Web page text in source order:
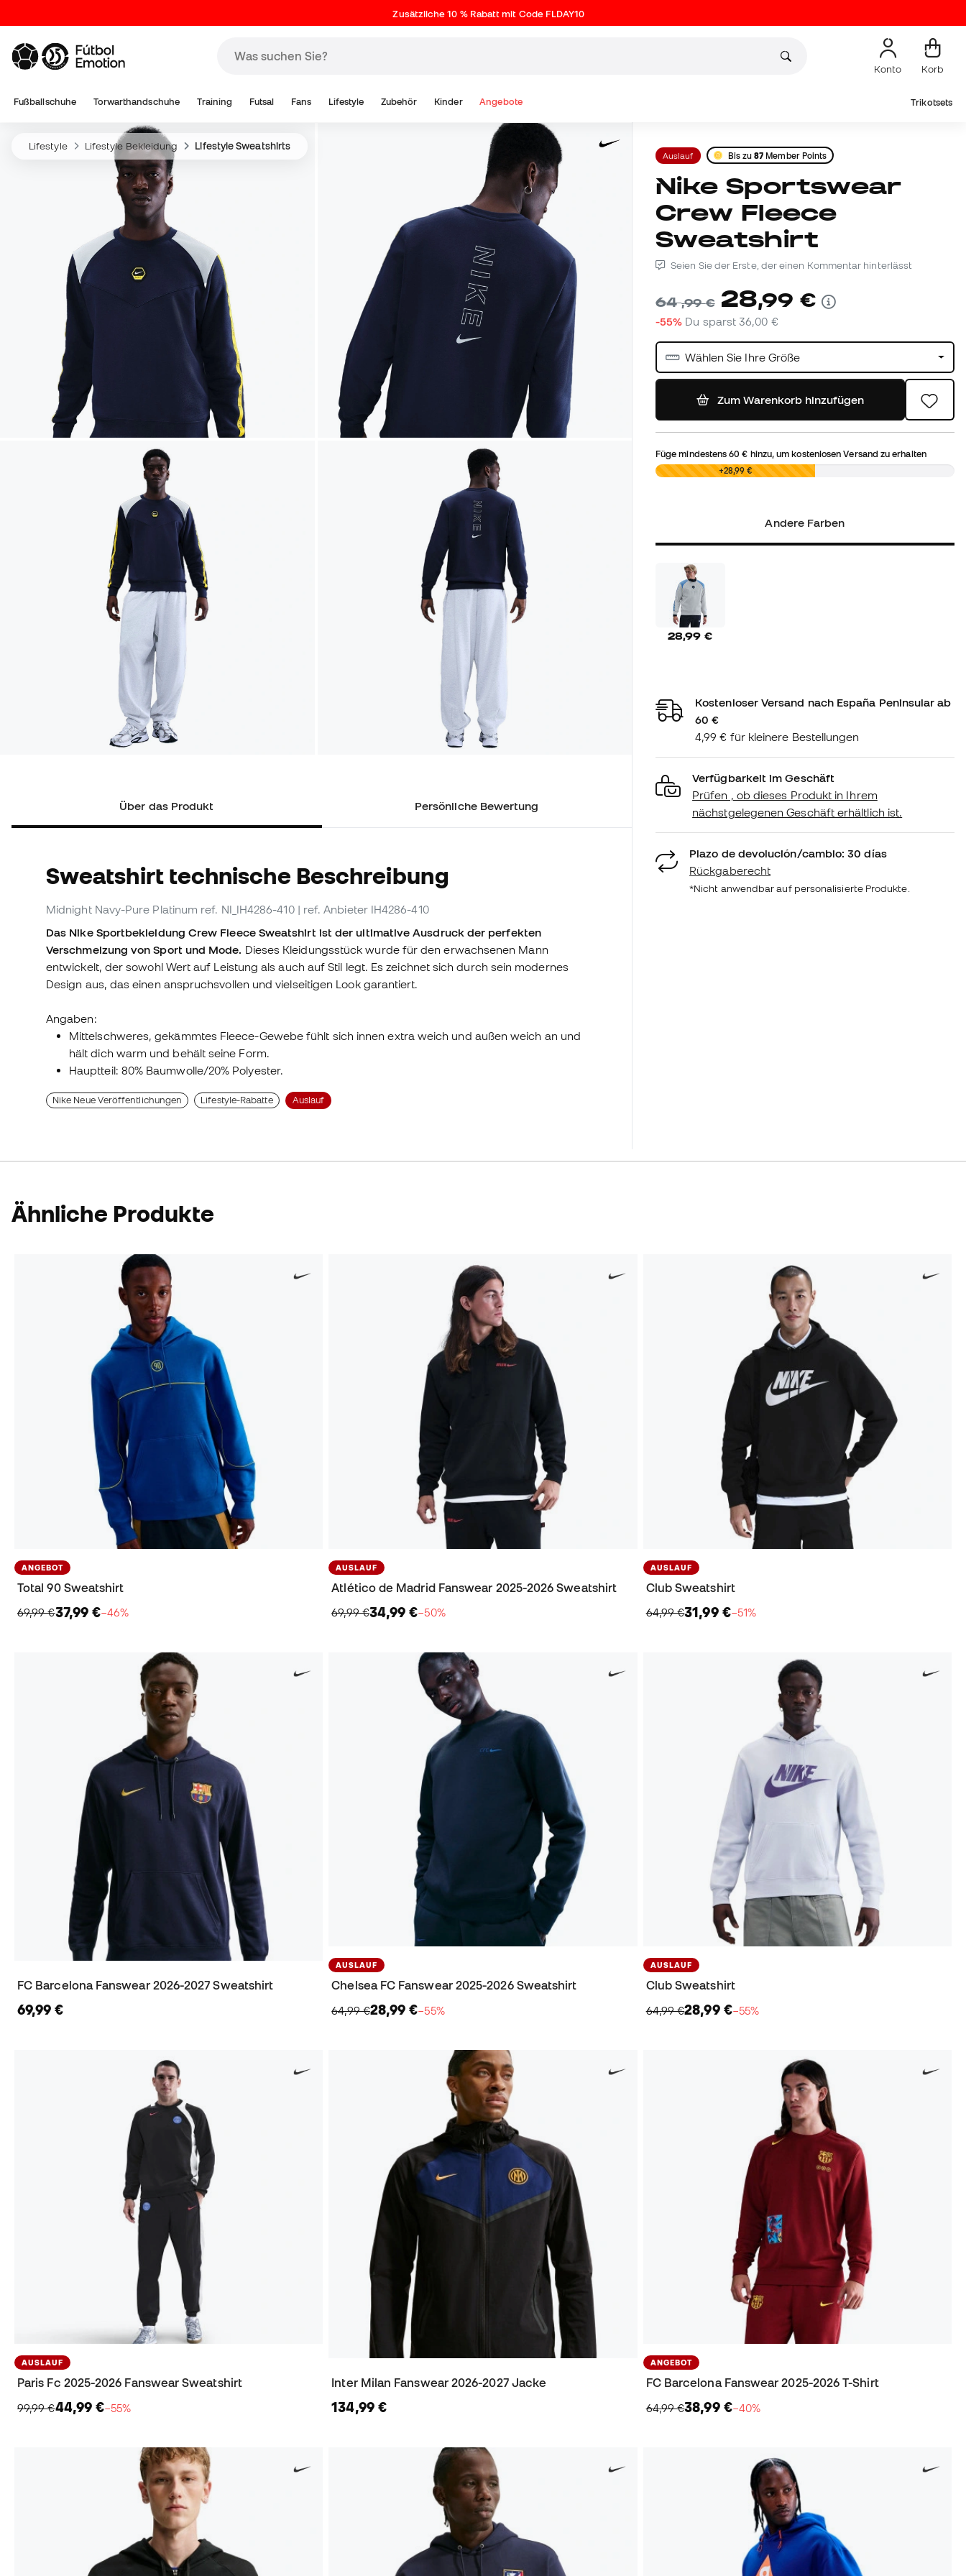
Zusätzliche 10 % Rabatt mit Code FLDAY10
Konto Korb
Fußballschuhe Torwarthandschuhe Training Futsal Fans Lifestyle Zubehör Kinder Angebote Trikotsets
Lifestyle Lifestyle Bekleidung Lifestyle Sweatshirts
Über das Produkt Persönliche Bewertung
Sweatshirt technische Beschreibung
Midnight Navy-Pure Platinum ref. NI_IH4286-410 | ref. Anbieter IH4286-410
Das Nike Sportbekleidung Crew Fleece Sweatshirt ist der ultimative Ausdruck der perfekten
Verschmelzung von Sport und Mode. Dieses Kleidungsstück wurde für den erwachsenen Mann
entwickelt, der sowohl Wert auf Leistung als auch auf Stil legt. Es zeichnet sich durch sein modernes
Design aus, das einen anspruchsvollen und vielseitigen Look garantiert.
Angaben:
Mittelschweres, gekämmtes Fleece-Gewebe fühlt sich innen extra weich und außen weich an und
hält dich warm und behält seine Form.
Hauptteil: 80% Baumwolle/20% Polyester.
Nike Neue Veröffentlichungen Lifestyle-Rabatte Auslauf
Auslauf Bis zu87 Member Points
Nike Sportswear
Crew Fleece
Sweatshirt
Seien Sie der Erste, der einen Kommentar hinterlässt
64,99 € 28,99 €
-55% Du sparst36,00 €
Wählen Sie Ihre Größe
Zum Warenkorb hinzufügen
Füge mindestens60 € hinzu, um kostenlosen Versand zu erhalten
0,00 € +28,99 €
Andere Farben
28,99 €
Kostenloser Versand nach España Peninsular ab
60 €
4,99 € für kleinere Bestellungen
Verfügbarkeit im Geschäft
Prüfen , ob dieses Produkt in Ihrem
nächstgelegenen Geschäft erhältlich ist.
Plazo de devolución/cambio: 30 días
Rückgaberecht
*Nicht anwendbar auf personalisierte Produkte.
Ähnliche Produkte
ANGEBOT
Total 90 Sweatshirt
69,99 €37,99 €−46%
AUSLAUF
Atlético de Madrid Fanswear 2025-2026 Sweatshirt
69,99 €34,99 €−50%
AUSLAUF
Club Sweatshirt
64,99 €31,99 €−51%
FC Barcelona Fanswear 2026-2027 Sweatshirt
69,99 €
AUSLAUF
Chelsea FC Fanswear 2025-2026 Sweatshirt
64,99 €28,99 €−55%
AUSLAUF
Club Sweatshirt
64,99 €28,99 €−55%
AUSLAUF
Paris Fc 2025-2026 Fanswear Sweatshirt
99,99 €44,99 €−55%
Inter Milan Fanswear 2026-2027 Jacke
134,99 €
ANGEBOT
FC Barcelona Fanswear 2025-2026 T-Shirt
64,99 €38,99 €−40%